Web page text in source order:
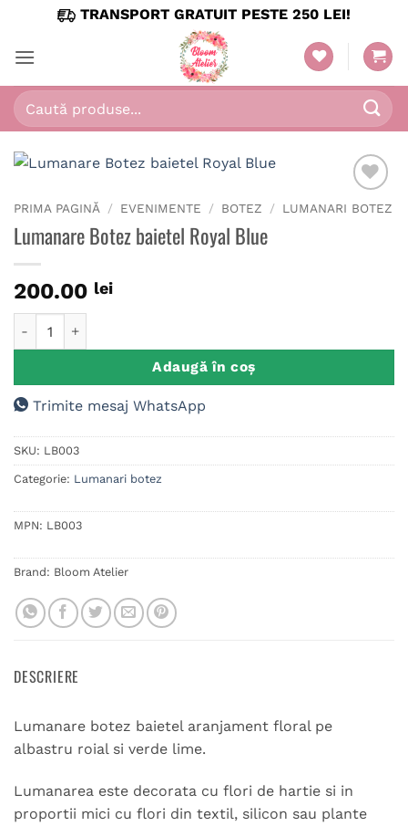
content
TRANSPORT GRATUIT PESTE 250 LEI!
Caută
după:
PRIMA PAGINĂ / EVENIMENTE / BOTEZ / LUMANARI BOTEZ
Lumanare Botez baietel Royal Blue
200.00 lei
Adaugă în coș
Trimite mesaj WhatsApp
SKU: LB003
Categorie: Lumanari botez
MPN: LB003
Brand: Bloom Atelier
DESCRIERE
Lumanare botez baietel aranjament floral pe
albastru roial si verde lime.
Lumanarea este decorata cu flori de hartie si in
proportii mici cu flori din textil, silicon sau plante